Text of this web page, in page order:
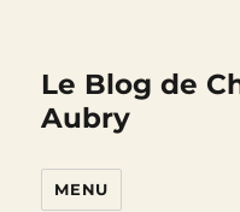
Le Blog de
Aubry
MENU